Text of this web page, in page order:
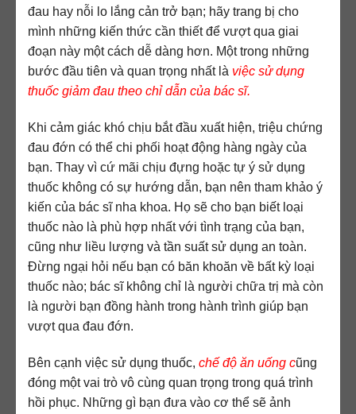
đau hay nỗi lo lắng cản trở bạn; hãy trang bị cho
mình những kiến thức cần thiết để vượt qua giai
đoạn này một cách dễ dàng hơn. Một trong những
bước đầu tiên và quan trọng nhất là việc sử dụng
thuốc giảm đau theo chỉ dẫn của bác sĩ.
Khi cảm giác khó chịu bắt đầu xuất hiện, triệu chứng
đau đớn có thể chi phối hoạt động hàng ngày của
bạn. Thay vì cứ mãi chịu đựng hoặc tự ý sử dụng
thuốc không có sự hướng dẫn, bạn nên tham khảo ý
kiến của bác sĩ nha khoa. Họ sẽ cho bạn biết loại
thuốc nào là phù hợp nhất với tình trạng của bạn,
cũng như liều lượng và tần suất sử dụng an toàn.
Đừng ngại hỏi nếu bạn có băn khoăn về bất kỳ loại
thuốc nào; bác sĩ không chỉ là người chữa trị mà còn
là người bạn đồng hành trong hành trình giúp bạn
vượt qua đau đớn.
Bên cạnh việc sử dụng thuốc, chế độ ăn uống cũng
đóng một vai trò vô cùng quan trọng trong quá trình
hồi phục. Những gì bạn đưa vào cơ thể sẽ ảnh